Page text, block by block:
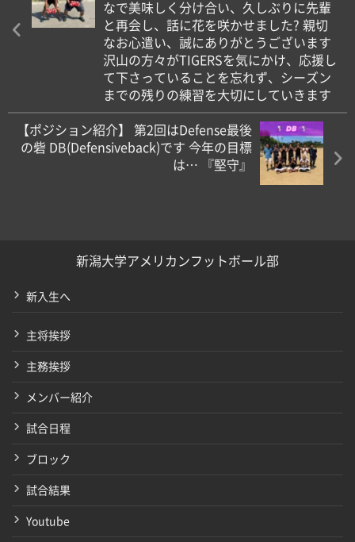
なで美味しく分け合い、久しぶりに先輩
と再会し、話に花を咲かせました? 親切
なお心遣い、誠にありがとうございます
沢山の方々がTIGERSを気にかけ、応援し
て下さっていることを忘れず、シーズン
までの残りの練習を大切にしていきます
【ポジション紹介】 第2回はDefense最後
の砦 DB(Defensiveback)です 今年の目標
は… 『堅守』
新潟大学アメリカンフットボール部
新入生へ
主将挨拶
主務挨拶
メンバー紹介
試合日程
ブロック
試合結果
Youtube